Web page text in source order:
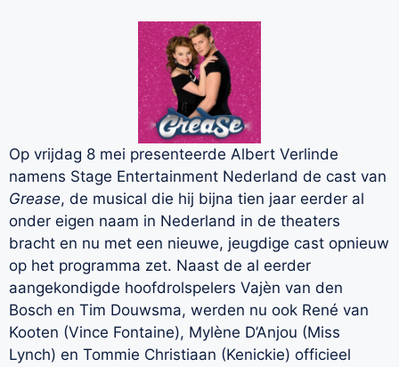
Op vrijdag 8 mei presenteerde Albert Verlinde
namens Stage Entertainment Nederland de cast van
Grease, de musical die hij bijna tien jaar eerder al
onder eigen naam in Nederland in de theaters
bracht en nu met een nieuwe, jeugdige cast opnieuw
op het programma zet. Naast de al eerder
aangekondigde hoofdrolspelers Vajèn van den
Bosch en Tim Douwsma, werden nu ook René van
Kooten (Vince Fontaine), Mylène D’Anjou (Miss
Lynch) en Tommie Christiaan (Kenickie) officieel